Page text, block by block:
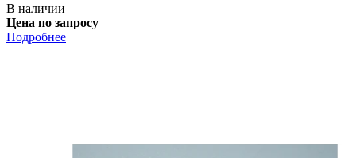
В наличии
Цена по запросу
Подробнее